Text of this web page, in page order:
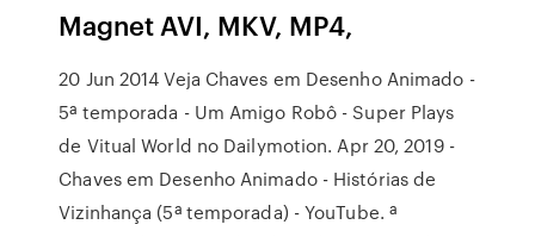
Magnet AVI, MKV, MP4,
20 Jun 2014 Veja Chaves em Desenho Animado -
5ª temporada - Um Amigo Robô - Super Plays
de Vitual World no Dailymotion. Apr 20, 2019 -
Chaves em Desenho Animado - Histórias de
Vizinhança (5ª temporada) - YouTube. ª